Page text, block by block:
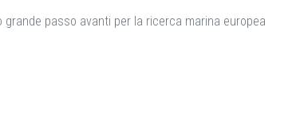
grande passo avanti per la ricerca marina europea